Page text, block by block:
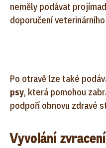
neměly podávat
doporučení
Po otravě lze také
psy, která pomohou
podpoří obnovu zdravé
Vyvolání zvracení